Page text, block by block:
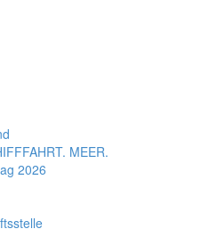
MEER.
2026